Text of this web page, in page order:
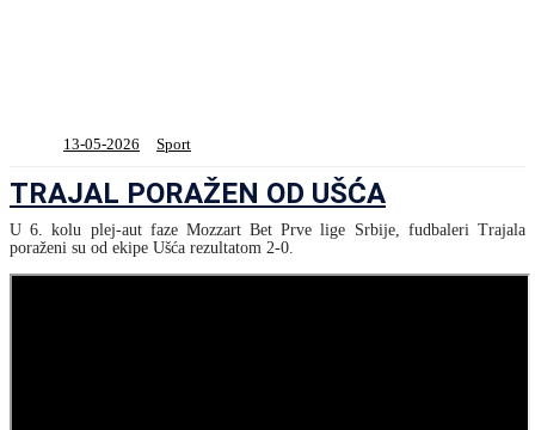
13-05-2026 Sport
TRAJAL PORAŽEN OD UŠĆA
U 6. kolu plej-aut faze Mozzart Bet Prve lige Srbije, fudbaleri Trajala
poraženi su od ekipe Ušća rezultatom 2-0.